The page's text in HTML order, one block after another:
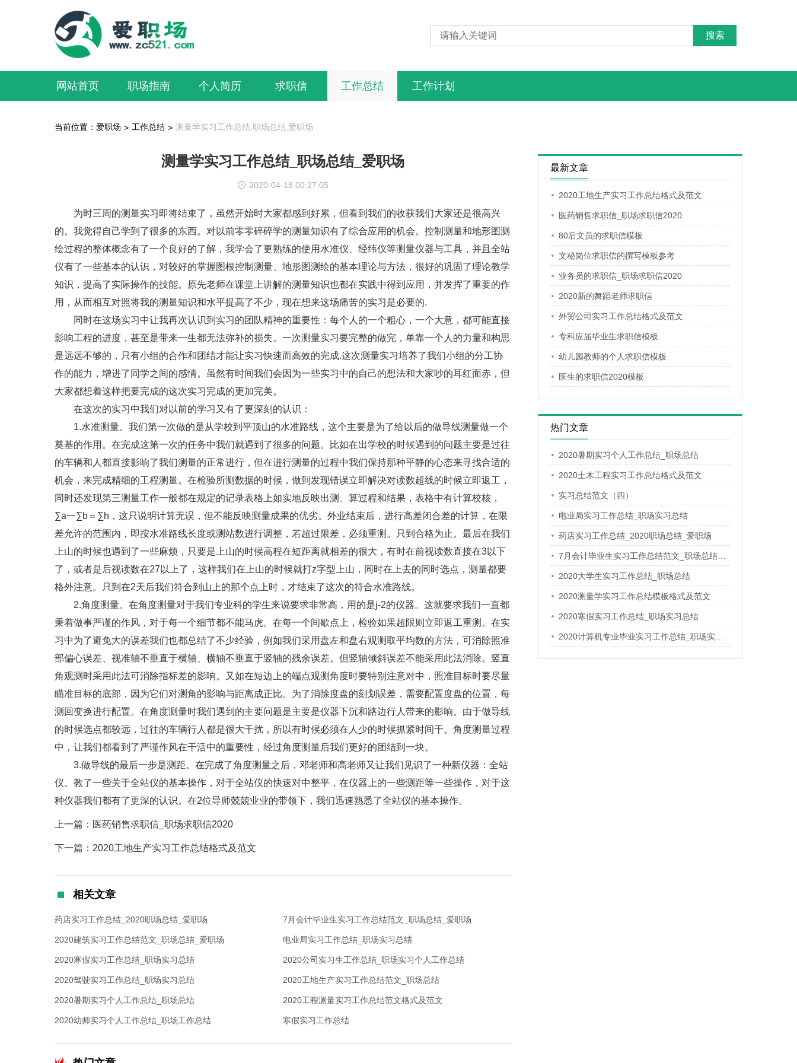
网站首页 职场指南 个人简历 求职信 工作总结 工作计划
当前位置： 爱职场 > 工作总结 > 测量学实习工作总结,职场总结,爱职场
测量学实习工作总结_职场总结_爱职场
2020-04-18 00:27:05
为时三周的测量实习即将结束了，虽然开始时大家都感到好累，但看到我们的收获我们大家还是很高兴
的。我觉得自己学到了很多的东西。对以前零零碎碎学的测量知识有了综合应用的机会。控制测量和地形图测
绘过程的整体概念有了一个良好的了解，我学会了更熟练的使用水准仪、经纬仪等测量仪器与工具，并且全站
仪有了一些基本的认识，对较好的掌握图根控制测量、地形图测绘的基本理论与方法，很好的巩固了理论教学
知识，提高了实际操作的技能。原先老师在课堂上讲解的测量知识也都在实践中得到应用，并发挥了重要的作
用，从而相互对照将我的测量知识和水平提高了不少，现在想来这场痛苦的实习是必要的.
同时在这场实习中让我再次认识到实习的团队精神的重要性：每个人的一个粗心，一个大意，都可能直接
影响工程的进度，甚至是带来一生都无法弥补的损失。一次测量实习要完整的做完，单靠一个人的力量和构思
是远远不够的，只有小组的合作和团结才能让实习快速而高效的完成.这次测量实习培养了我们小组的分工协
作的能力，增进了同学之间的感情。虽然有时间我们会因为一些实习中的自己的想法和大家吵的耳红面赤，但
大家都想着这样把要完成的这次实习完成的更加完美。
在这次的实习中我们对以前的学习又有了更深刻的认识：
1.水准测量。我们第一次做的是从学校到平顶山的水准路线，这个主要是为了给以后的做导线测量做一个
奠基的作用。在完成这第一次的任务中我们就遇到了很多的问题。比如在出学校的时候遇到的问题主要是过往
的车辆和人都直接影响了我们测量的正常进行，但在进行测量的过程中我们保持那种平静的心态来寻找合适的
机会，来完成精细的工程测量。在检验所测数据的时候，做到发现错误立即解决对读数超线的时候立即返工，
同时还发现第三测量工作一般都在规定的记录表格上如实地反映出测、算过程和结果，表格中有计算校核，
∑a一∑b＝∑h，这只说明计算无误，但不能反映测量成果的优劣。外业结束后，进行高差闭合差的计算，在限
差允许的范围内，即按水准路线长度或测站数进行调整，若超过限差，必须重测。只到合格为止。最后在我们
上山的时候也遇到了一些麻烦，只要是上山的时候高程在短距离就相差的很大，有时在前视读数直接在3以下
了，或者是后视读数在27以上了，这样我们在上山的时候就打z字型上山，同时在上去的同时选点，测量都要
格外注意。只到在2天后我们符合到山上的那个点上时，才结束了这次的符合水准路线。
2.角度测量。在角度测量对于我们专业科的学生来说要求非常高，用的是j-2的仪器。这就要求我们一直都
秉着做事严谨的作风，对于每一个细节都不能马虎。在每一个间歇点上，检验如果超限则立即返工重测。在实
习中为了避免大的误差我们也都总结了不少经验，例如我们采用盘左和盘右观测取平均数的方法，可消除照准
部偏心误差、视准轴不垂直于横轴、横轴不垂直于竖轴的残余误差。但竖轴倾斜误差不能采用此法消除。竖直
角观测时采用此法可消除指标差的影响。又如在短边上的端点观测角度时要特别注意对中，照准目标时要尽量
瞄准目标的底部，因为它们对测角的影响与距离成正比。为了消除度盘的刻划误差，需要配置度盘的位置，每
测回变换进行配置。在角度测量时我们遇到的主要问题是主要是仪器下沉和路边行人带来的影响。由于做导线
的时候选点都较远，过往的车辆行人都是很大干扰，所以有时候必须在人少的时候抓紧时间干。角度测量过程
中，让我们都看到了严谨作风在干活中的重要性，经过角度测量后我们更好的团结到一块。
3.做导线的最后一步是测距。在完成了角度测量之后，邓老师和高老师又让我们见识了一种新仪器：全站
仪。教了一些关于全站仪的基本操作，对于全站仪的快速对中整平，在仪器上的一些测距等一些操作，对于这
种仪器我们都有了更深的认识。在2位导师兢兢业业的带领下，我们迅速熟悉了全站仪的基本操作。
上一篇：医药销售求职信_职场求职信2020
下一篇：2020工地生产实习工作总结格式及范文
相关文章
药店实习工作总结_2020职场总结_爱职场 7月会计毕业生实习工作总结范文_职场总结_爱职场
2020建筑实习工作总结范文_职场总结_爱职场 电业局实习工作总结_职场实习总结
2020寒假实习工作总结_职场实习总结 2020公司实习生工作总结_职场实习个人工作总结
2020驾驶实习工作总结_职场实习总结 2020工地生产实习工作总结范文_职场总结
2020暑期实习个人工作总结_职场总结 2020工程测量实习工作总结范文格式及范文
2020幼师实习个人工作总结_职场工作总结 寒假实习工作总结
最新文章
2020工地生产实习工作总结格式及范文
医药销售求职信_职场求职信2020
80后文员的求职信模板
文秘岗位求职信的撰写模板参考
业务员的求职信_职场求职信2020
2020新的舞蹈老师求职信
外贸公司实习工作总结格式及范文
专科应届毕业生求职信模板
幼儿园教师的个人求职信模板
医生的求职信2020模板
热门文章
2020暑期实习个人工作总结_职场总结
2020土木工程实习工作总结格式及范文
实习总结范文（四）
电业局实习工作总结_职场实习总结
药店实习工作总结_2020职场总结_爱职场
2020大学生实习工作总结_职场总结
2020测量学实习工作总结模板格式及范文
2020寒假实习工作总结_职场实习总结